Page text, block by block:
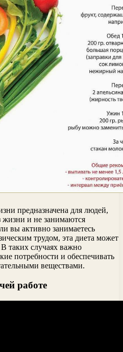
предназначена для людей,
жизни и не занимаются
вы активно занимаетесь
трудом, эта диета может
таких случаях важно
потребности и обеспечивать
веществами.
работе